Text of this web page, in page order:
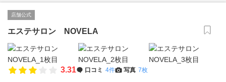
店舗公式
エステサロン NOVELA
3.31 口コミ 4件 写真 7枚